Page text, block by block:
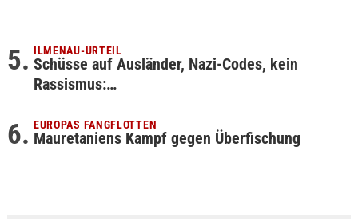
ILMENAU-URTEIL
Schüsse auf Ausländer, Nazi-Codes, kein
Rassismus:…
EUROPAS FANGFLOTTEN
Mauretaniens Kampf gegen Überfischung